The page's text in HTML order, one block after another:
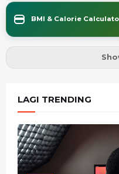
BMI & Calorie
LAGI TRENDING